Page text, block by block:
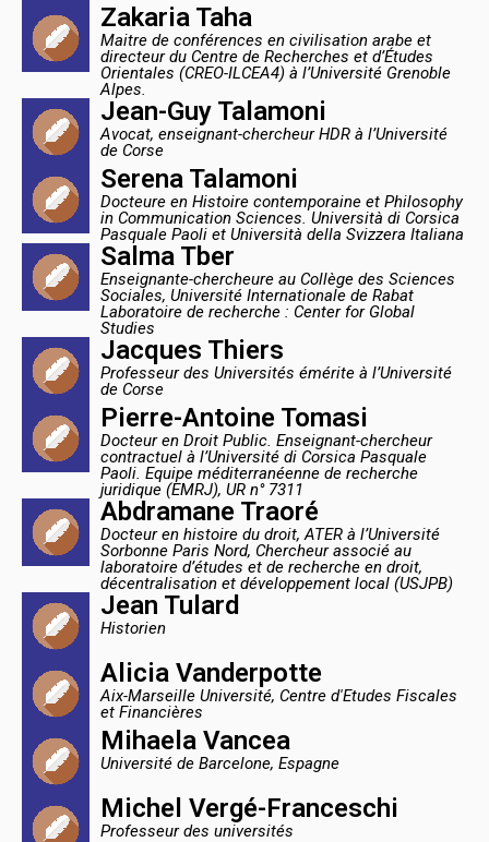
Zakaria Taha
Maitre de conférences en civilisation arabe et
directeur du Centre de Recherches et d’Études
Orientales (CREO-ILCEA4) à l’Université Grenoble
Alpes.
Jean-Guy Talamoni
Avocat, enseignant-chercheur HDR à l’Université
de Corse
Serena Talamoni
Docteure en Histoire contemporaine et Philosophy
in Communication Sciences. Università di Corsica
Pasquale Paoli et Università della Svizzera Italiana
Salma Tber
Enseignante-chercheure au Collège des Sciences
Sociales, Université Internationale de Rabat
Laboratoire de recherche : Center for Global
Studies
Jacques Thiers
Professeur des Universités émérite à l’Université
de Corse
Pierre-Antoine Tomasi
Docteur en Droit Public. Enseignant-chercheur
contractuel à l’Université di Corsica Pasquale
Paoli. Equipe méditerranéenne de recherche
juridique (EMRJ), UR n° 7311
Abdramane Traoré
Docteur en histoire du droit, ATER à l’Université
Sorbonne Paris Nord, Chercheur associé au
laboratoire d’études et de recherche en droit,
décentralisation et développement local (USJPB)
Jean Tulard
Historien
Alicia Vanderpotte
Aix-Marseille Université, Centre d'Etudes Fiscales
et Financières
Mihaela Vancea
Université de Barcelone, Espagne
Michel Vergé-Franceschi
Professeur des universités